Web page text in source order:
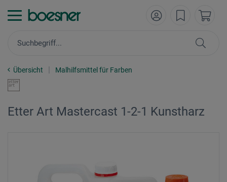
Übersicht Malhilfsmittel für Farben
Etter Art Mastercast 1-2-1 Kunstharz